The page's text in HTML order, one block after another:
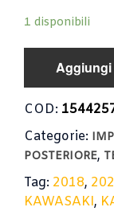
1 disponibili
Aggiungi
COD:
Categorie:
POSTERIORE,
Tag: 2018,
KAWASAKI,